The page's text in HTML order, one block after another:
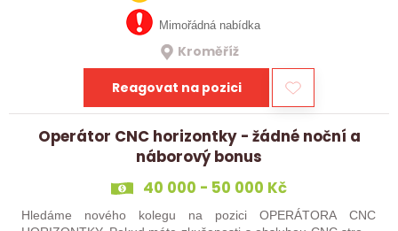
Mimořádná nabídka
Kroměříž
Reagovat na pozici
Operátor CNC horizontky - žádné noční a
náborový bonus
40 000 - 50 000 Kč
Hledáme nového kolegu na pozici OPERÁTORA CNC